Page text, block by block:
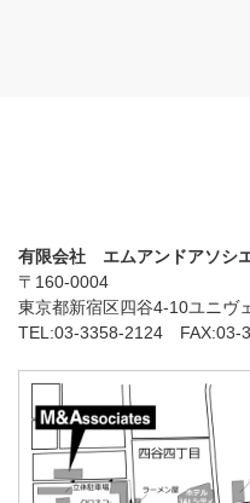
有限会社 エムアンドアソシ
〒160-0004
東京都新宿区四谷4-10ユニヴ
TEL:03-3358-2124 FAX:03-